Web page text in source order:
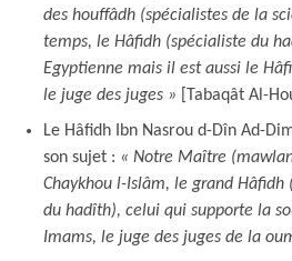
des houffâdh (spécialistes de la
temps, le Hâfidh (spécialiste du
Egyptienne mais il est aussi le
le juge des juges » [Tabaqât Al-
Le Hâfidh Ibn Nasrou d-Dîn Ad-
son sujet : « Notre Maître
Chaykhou l-Islâm, le grand Hâfidh
du hadîth), celui qui supporte la
Imams, le juge des juges de la